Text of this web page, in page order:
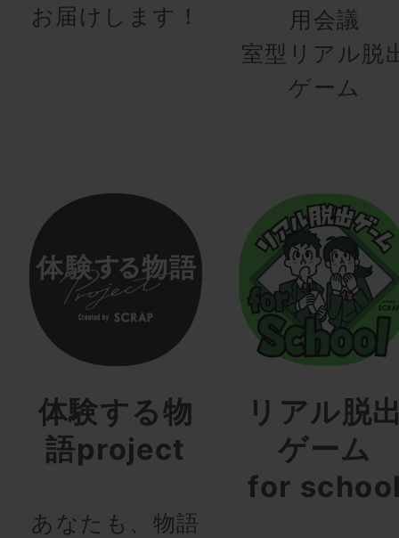
お届けします！
用会議
室型リアル脱
ゲーム
体験する物
語project
あなたも、物語
リアル脱
ゲーム
for